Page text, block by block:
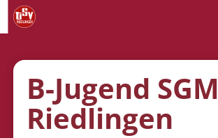
B-Jugend SGM
Riedlingen